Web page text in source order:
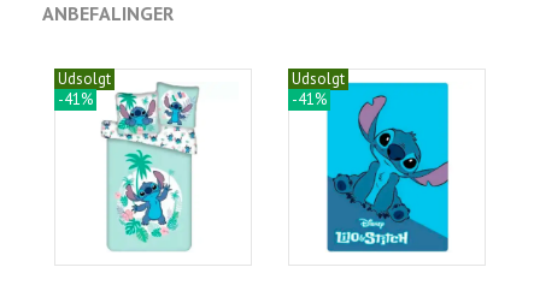
ANBEFALINGER
Udsolgt
-41%
Udsolgt
-41%